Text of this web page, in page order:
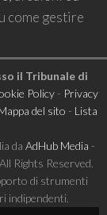
come gestire
il Tribunale di
Policy- Privacy
del sito - Lista
da AdHub Media -
Rights Reserved.
di strumenti
indipendenti.